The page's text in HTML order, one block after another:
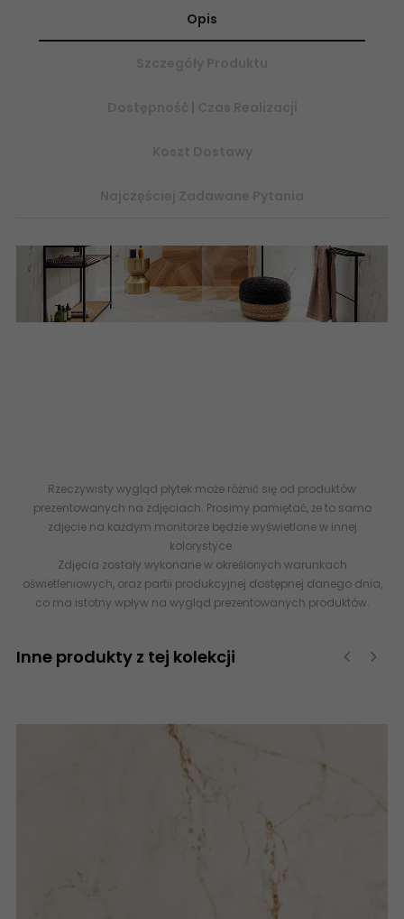
Opis
Rzeczywisty wygląd płytek może różnić się od produktów
prezentowanych na zdjęciach. Prosimy pamiętać, że to samo
zdjęcie na każdym monitorze będzie wyświetlone w innej
kolorystyce.
Zdjęcia zostały wykonane w określonych warunkach
oświetleniowych, oraz partii produkcyjnej dostępnej danego dnia,
co ma istotny wpływ na wygląd prezentowanych produktów.
Inne produkty z tej kolekcji